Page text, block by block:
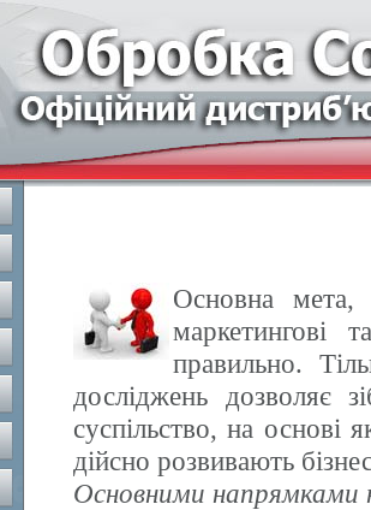
Основна мета,
маркетингові
правильно.
досліджень дозволяє
суспільство, на основі
дійсно розвивають
Основними напрямками